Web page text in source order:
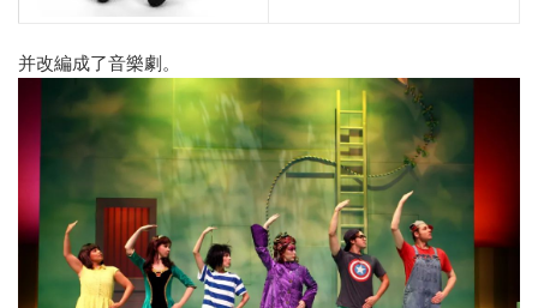
并改編成了音樂劇。